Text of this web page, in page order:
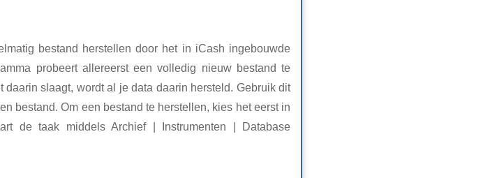
bestand herstellen door het in iCash ingebouwde
probeert allereerst een volledig nieuw bestand te
slaagt, wordt al je data daarin hersteld. Gebruik dit
bestand. Om een bestand te herstellen, kies het eerst in
de taak middels Archief | Instrumenten | Database